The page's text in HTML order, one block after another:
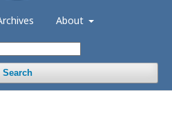
About
Search